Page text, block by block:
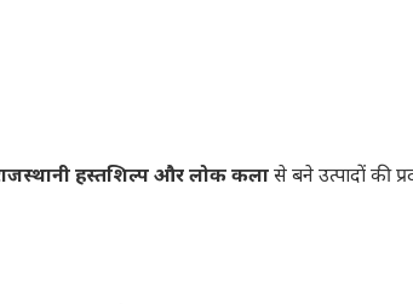
हस्तशिल्प और लोक कलासे बने उत्पादों की